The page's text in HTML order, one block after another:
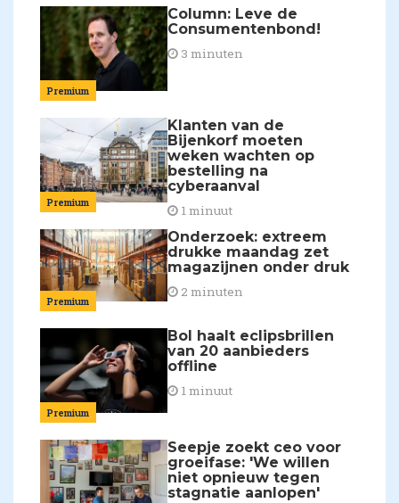
Premium
Column: Leve de
Consumentenbond!
3 minuten
Premium
Klanten van de
Bijenkorf moeten
weken wachten op
bestelling na
cyberaanval
1 minuut
Premium
Onderzoek: extreem
drukke maandag zet
magazijnen onder druk
2 minuten
Premium
Bol haalt eclipsbrillen
van 20 aanbieders
offline
1 minuut
Seepje zoekt ceo voor
groeifase: 'We willen
niet opnieuw tegen
stagnatie aanlopen'